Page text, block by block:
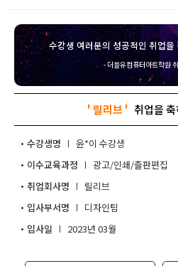
게임과정
자격증과정
커뮤니티
취업지원센터
고객상담센터
수강생 여러분의 성공적인 취업
- 더블유컴퓨터아트학원
' 릴리브 '
수강생명
윤*이
이수교육과정
광고/인쇄/출판편집
취업회사명
릴리브
입사부서명
디자인팀
입사일
2023년 03월